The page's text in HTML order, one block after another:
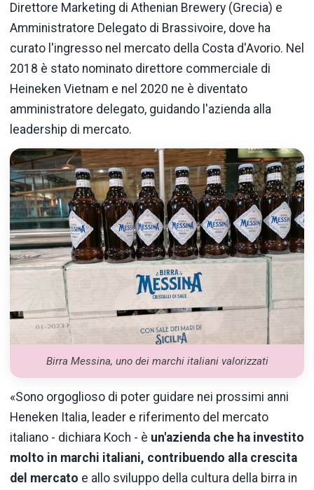
Direttore Marketing di Athenian Brewery (Grecia) e
Amministratore Delegato di Brassivoire, dove ha
curato l'ingresso nel mercato della Costa d'Avorio. Nel
2018 è stato nominato direttore commerciale di
Heineken Vietnam e nel 2020 ne è diventato
amministratore delegato, guidando l'azienda alla
leadership di mercato.
Birra Messina, uno dei marchi italiani valorizzati
«Sono orgoglioso di poter guidare nei prossimi anni
Heneken Italia, leader e riferimento del mercato
italiano - dichiara Koch - è un'azienda che ha investito
molto in marchi italiani, contribuendo alla crescita
del mercato e allo sviluppo della cultura della birra in